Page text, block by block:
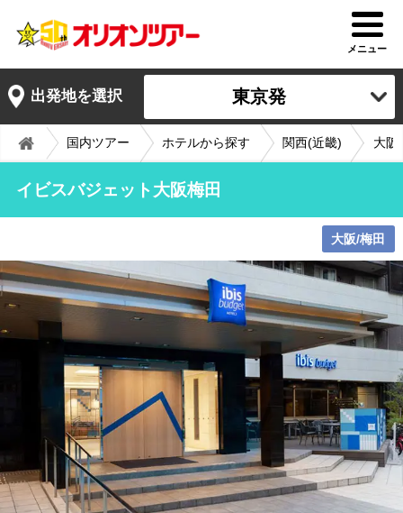
メニュー
出発地を選択 東京発
国内ツアー ホテルから探す 関西(近畿) 大阪
イビスバジェット大阪梅田
大阪/梅田